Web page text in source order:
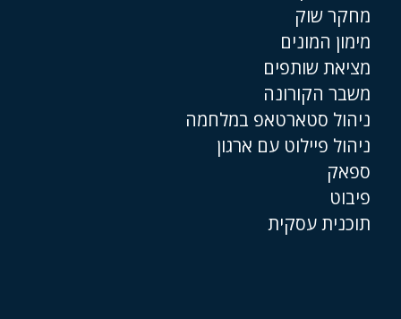
מחקר שוק
מימון המונים
מציאת שותפים
משבר הקורונה
ניהול סטארטאפ במלחמה
ניהול פיילוט עם ארגון
ספאק
פיבוט
תוכנית עסקית